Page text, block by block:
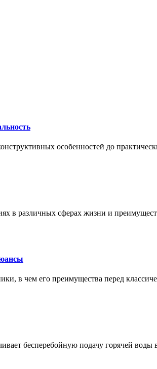
особенностей до
в различных сферах жизни и
в чем его преимущества перед
бесперебойную подачу горячей воды